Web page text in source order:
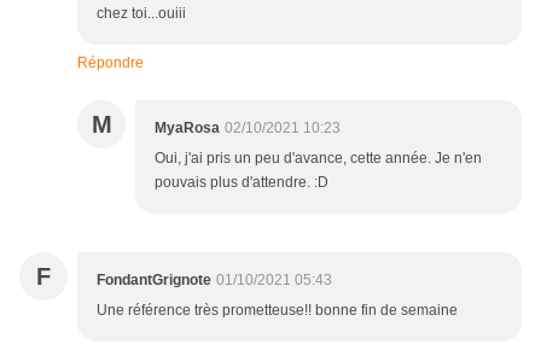
chez toi...ouiii
Répondre
M MyaRosa 02/10/2021 10:23
Oui, j'ai pris un peu d'avance, cette année. Je n'en
pouvais plus d'attendre. :D
F FondantGrignote 01/10/2021 05:43
Une référence très prometteuse!! bonne fin de semaine